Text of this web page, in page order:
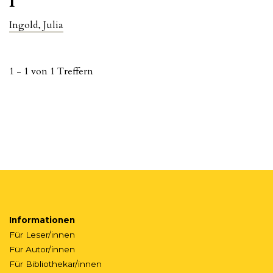
Ingold, Julia
1 - 1 von 1 Treffern
Informationen
Für Leser/innen
Für Autor/innen
Für Bibliothekar/innen